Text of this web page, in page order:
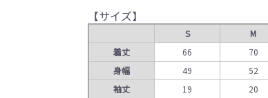
【サイズ】
S M
着丈
66 70
身幅
49 52
袖丈
19 20